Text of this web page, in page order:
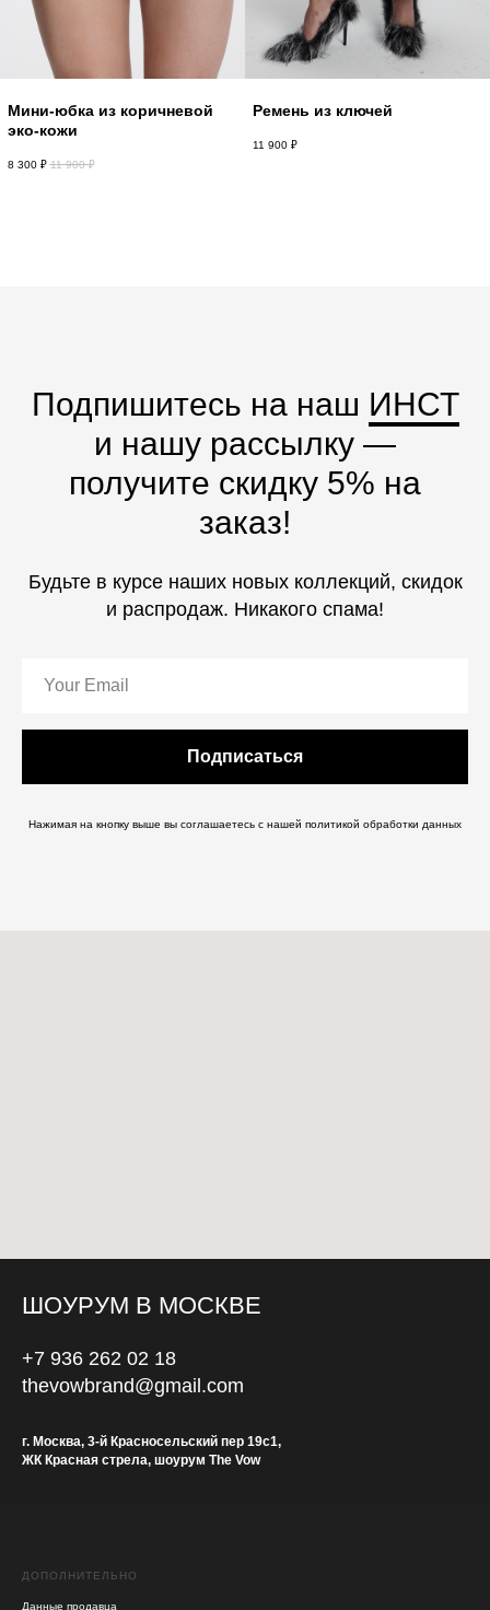
Мини-юбка из коричневой
эко-кожи
8 300 ₽ 11 900 ₽
Ремень из ключей
11 900 ₽
Подпишитесь на наш ИНСТ
и нашу рассылку —
получите скидку 5% на
заказ!
Будьте в курсе наших новых коллекций, скидок
и распродаж. Никакого спама!
Подписаться
Нажимая на кнопку выше вы соглашаетесь с нашей политикой обработки данных
ШОУРУМ В МОСКВЕ
+7 936 262 02 18
thevowbrand@gmail.com
г. Москва, 3-й Красносельский пер 19с1,
ЖК Красная стрела, шоурум The Vow
ДОПОЛНИТЕЛЬНО
Данные продавца